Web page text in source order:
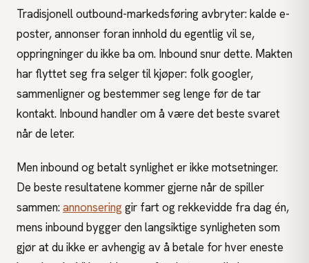
Tradisjonell outbound-markedsføring avbryter: kalde e-
poster, annonser foran innhold du egentlig vil se,
oppringninger du ikke ba om. Inbound snur dette. Makten
har flyttet seg fra selger til kjøper: folk googler,
sammenligner og bestemmer seg lenge før de tar
kontakt. Inbound handler om å være det beste svaret
når de leter.
Men inbound og betalt synlighet er ikke motsetninger.
De beste resultatene kommer gjerne når de spiller
sammen:annonseringgir fart og rekkevidde fra dag én,
mens inbound bygger den langsiktige synligheten som
gjør at du ikke er avhengig av å betale for hver eneste